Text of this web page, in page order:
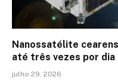
Nanossatélite
até três vezes por
julho 29, 2026